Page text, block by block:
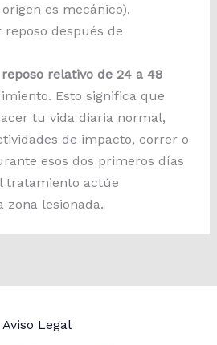
es mecánico).
reposo después de
reposo relativo de 24 a 48
Esto significa que
tu vida diaria normal,
de impacto, correr o
esos dos primeros días
tratamiento actúe
zona lesionada.
Aviso Legal